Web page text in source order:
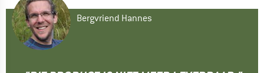
Bergvriend Hannes